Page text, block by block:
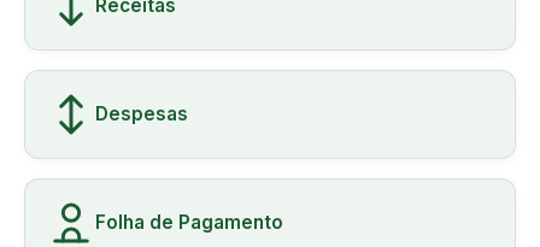
Receitas
Despesas
Folha de Pagamento